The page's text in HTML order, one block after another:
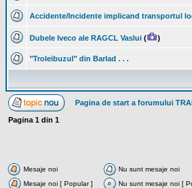
Accidente/Incidente implicand transportul
Dubele Iveco ale RAGCL Vaslui ( )
"Troleibuzul" din Barlad . . .
Pagina de start a forumului
Pagina 1 din 1
Mesaje noi Nu sunt mesaje noi
Mesaje noi [ Popular ]
Nu sunt mesaje noi [